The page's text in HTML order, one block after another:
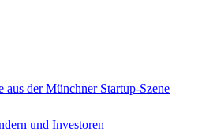
aus der Münchner Startup-Szene
und Investoren